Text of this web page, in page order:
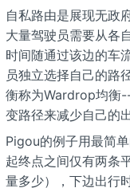
自私路由是展现无政
大量驾驶员需要从各
时间随通过该边的车
员独立选择自己的路
衡称为Wardrop均衡
变路径来减少自己的
Pigou的例子用最简
起终点之间仅有两条
量多少），下边出行